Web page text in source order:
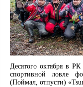
Десятого октября в
спортивной ловле
(Поймал, отпусти)